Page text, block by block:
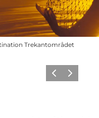
Trekantområdet
PrécédentSuivant